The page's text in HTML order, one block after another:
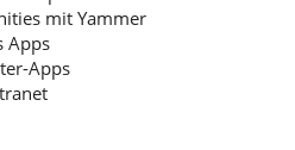
mit Yammer
Apps
Apps